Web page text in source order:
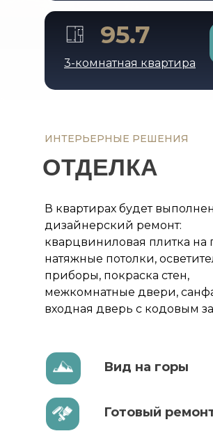
3-комнатная квартира
95.7
ОТДЕЛКА
ИНТЕРЬЕРНЫЕ РЕШЕНИЯ
В квартирах будет выполнен
дизайнерский ремонт:
кварцвиниловая плитка на
натяжные потолки,
приборы, покраска стен,
межкомнатные двери,
входная дверь с кодовым
Готовый
Вид на горы